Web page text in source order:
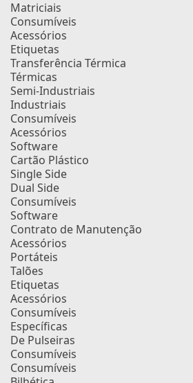
Matriciais
Consumíveis
Acessórios
Etiquetas
Transferência Térmica
Térmicas
Semi-Industriais
Industriais
Consumíveis
Acessórios
Software
Cartão Plástico
Single Side
Dual Side
Consumíveis
Software
Contrato de Manutenção
Acessórios
Portáteis
Talões
Etiquetas
Acessórios
Consumíveis
Específicas
De Pulseiras
Consumíveis
Consumíveis